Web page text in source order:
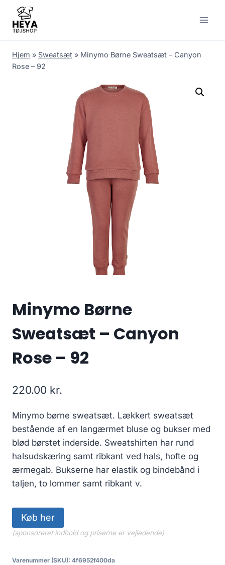
content
Hjem » Sweatsæt » Minymo Børne Sweatsæt – Canyon
Rose – 92
Minymo Børne
Sweatsæt – Canyon
Rose – 92
220.00 kr.
Minymo børne sweatsæt. Lækkert sweatsæt
bestående af en langærmet bluse og bukser med
blød børstet inderside. Sweatshirten har rund
halsudskæring samt ribkant ved hals, hofte og
ærmegab. Bukserne har elastik og bindebånd i
taljen, to lommer samt ribkant v.
Køb her
(sponsoreret indhold og priserne er vejledende)
Varenummer (SKU): 4f6952f400da